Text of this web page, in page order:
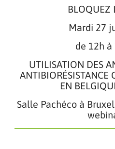
BLOQUEZ
Mardi 27
de 12h à
UTILISATION DES
ANTIBIORÉSISTANCE
EN
Salle Pachéco à